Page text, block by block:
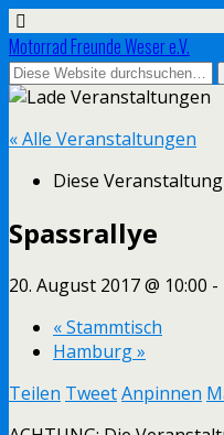
Motorrad Freunde Weser e.V.
« Alle Veranstaltungen
Diese
Spassrallye
20. August 2017 @ 10:00 -
«Stammtisch
Hamburg»
Teilen TweetAnpinnen